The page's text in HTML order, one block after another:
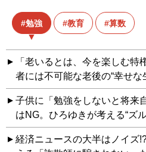
勉強 教育 算数
「老いるとは、今を楽しむ特
者には不可能な老後の“幸せな
子供に「勉強をしないと将来
はNG。ひろゆきが考える“ズ
経済ニュースの大半はノイズ